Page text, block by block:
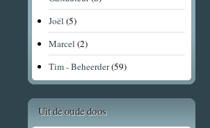
Joël (5)
Marcel (2)
Tim - Beheerder(59)
Uit de oude doos